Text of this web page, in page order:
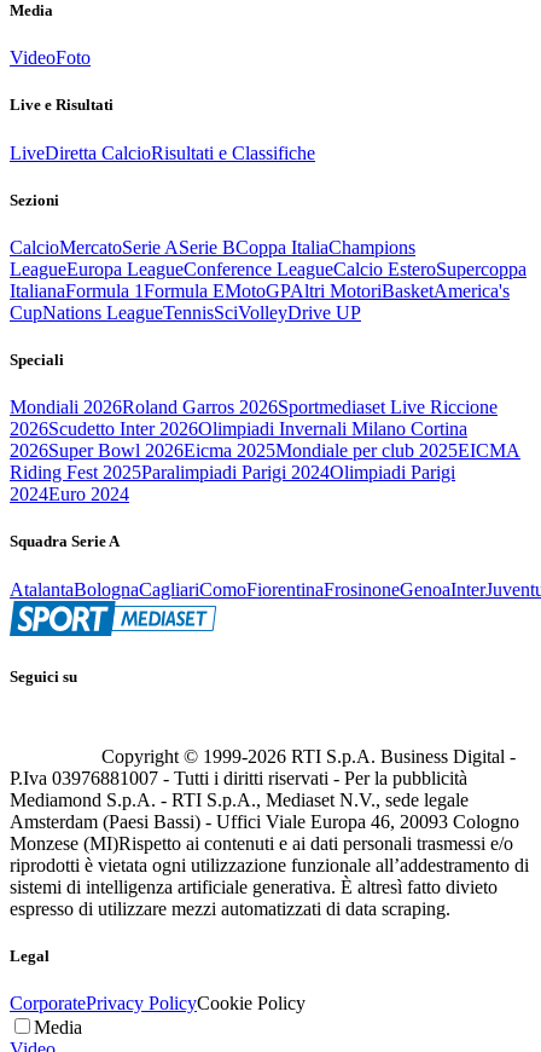
Media
VideoFoto
Live e Risultati
LiveDiretta CalcioRisultati e Classifiche
Sezioni
CalcioMercatoSerie ASerie BCoppa ItaliaChampions
LeagueEuropa LeagueConference LeagueCalcio EsteroSupercoppa
ItalianaFormula 1Formula EMotoGPAltri MotoriBasketAmerica's
CupNations LeagueTennisSciVolleyDrive UP
Speciali
Mondiali 2026Roland Garros 2026Sportmediaset Live Riccione
2026Scudetto Inter 2026Olimpiadi Invernali Milano Cortina
2026Super Bowl 2026Eicma 2025Mondiale per club 2025EICMA
Riding Fest 2025Paralimpiadi Parigi 2024Olimpiadi Parigi
2024Euro 2024
Squadra Serie A
AtalantaBolognaCagliariComoFiorentinaFrosinoneGenoaInter
Seguici su
Copyright © 1999-2026 RTI S.p.A. Business Digital -
P.Iva 03976881007 - Tutti i diritti riservati - Per la pubblicità
Mediamond S.p.A. - RTI S.p.A., Mediaset N.V., sede legale
Amsterdam (Paesi Bassi) - Uffici Viale Europa 46, 20093 Cologno
Monzese (MI)Rispetto ai contenuti e ai dati personali trasmessi e/o
riprodotti è vietata ogni utilizzazione funzionale all’addestramento di
sistemi di intelligenza artificiale generativa. È altresì fatto divieto
espresso di utilizzare mezzi automatizzati di data scraping.
Legal
CorporatePrivacy PolicyCookie Policy
Media